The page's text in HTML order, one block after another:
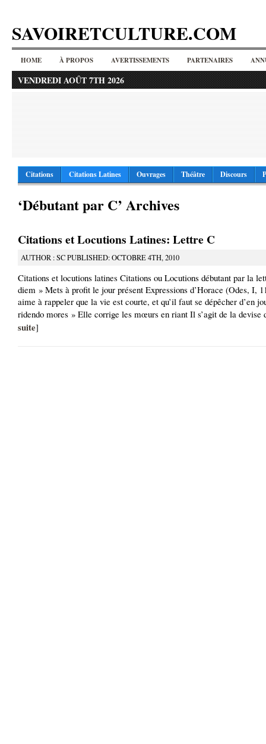
SAVOIRETCULTURE.COM
HOME À PROPOS AVERTISSEMENTS PARTENAIRES
VENDREDI AOÛT 7TH 2026
Citations Citations Latines Ouvrages Théâtre Discours
‘Débutant par C’ Archives
Citations et Locutions Latines: Lettre C
AUTHOR : SC PUBLISHED: OCTOBRE 4TH, 2010
Citations et locutions latines Citations ou Locutions débutant par la
diem » Mets à profit le jour présent Expressions d’Horace (Odes, I,
aime à rappeler que la vie est courte, et qu’il faut se dépêcher d’en
ridendo mores » Elle corrige les mœurs en riant Il s’agit de la devise
suite]